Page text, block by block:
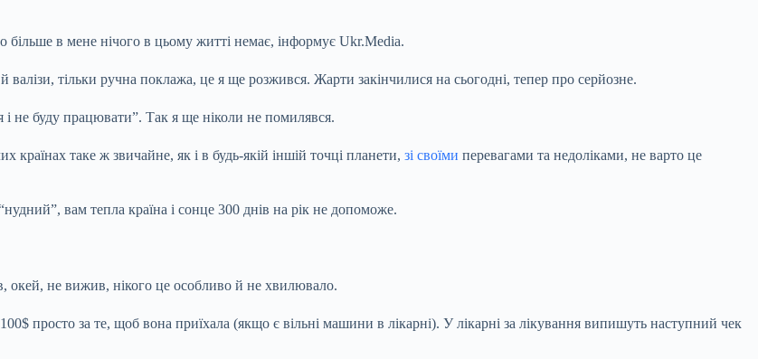
більше в мене нічого в цьому житті немає, інформує Ukr.Media.
валізи, тільки ручна поклажа, це я ще розжився. Жарти закінчилися на сьогодні, тепер про серйозне.
не буду працювати”. Так я ще ніколи не помилявся.
таке ж звичайне, як і в будь-якій іншій точці планети, зі своїми перевагами та недоліками, не варто це
вам тепла країна і сонце 300 днів на рік не допоможе.
окей, не вижив, нікого це особливо й не хвилювало.
просто за те, щоб вона приїхала (якщо є вільні машини в лікарні). У лікарні за лікування випишуть наступний чек